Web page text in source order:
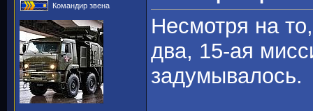
Командир звена
Несмотря на
два, 15-ая
задумывалось.